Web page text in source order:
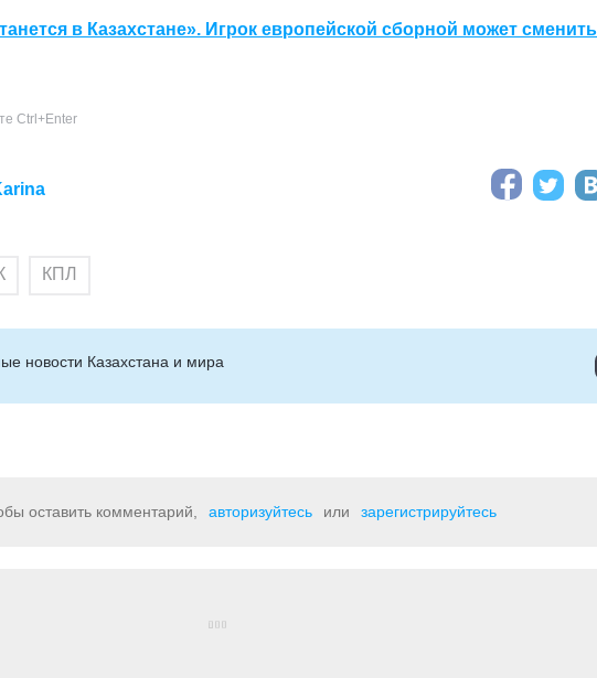
в Казахстане». Игрок европейской сборной может
Ctrl+Enter
КПЛ
новости Казахстана и мира
оставить комментарий, авторизуйтесь или зарегистрируйтесь